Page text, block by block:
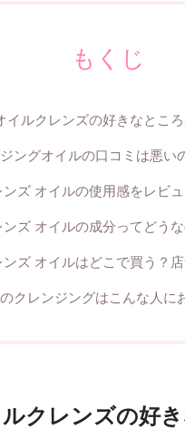
もくじ
イルクレンズの好きなとこ
ングオイルの口コミは悪い
ズ オイルの使用感をレビ
ズ オイルの成分ってどうな
ズ オイルはどこで買う？
クレンジングはこんな人に
クレンズの好